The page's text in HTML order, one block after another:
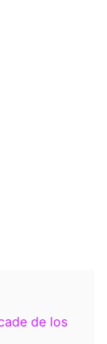
de los